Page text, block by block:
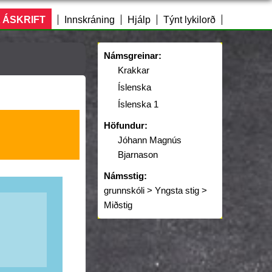
ÁSKRIFT Innskráning Hjálp Týnt lykilorð
Námsgreinar:
Krakkar
Íslenska
Íslenska 1
Höfundur:
Jóhann Magnús
Bjarnason
Námsstig:
grunnskóli > Yngsta stig >
Miðstig